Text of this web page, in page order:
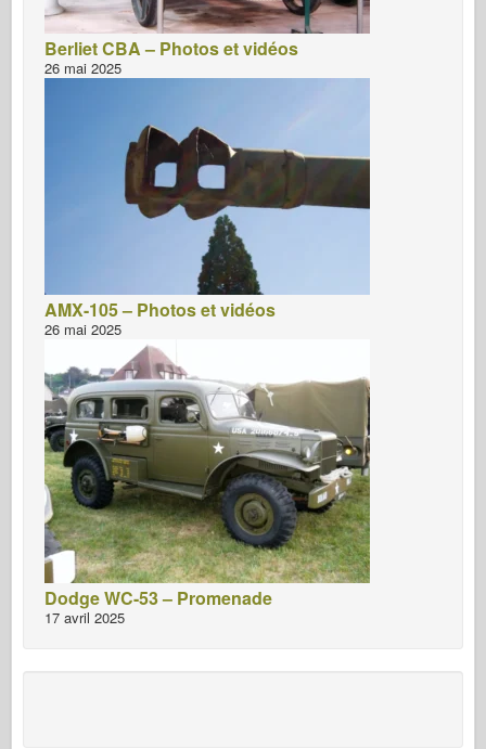
Berliet CBA – Photos et vidéos
26 mai 2025
AMX-105 – Photos et vidéos
26 mai 2025
Dodge WC-53 – Promenade
17 avril 2025